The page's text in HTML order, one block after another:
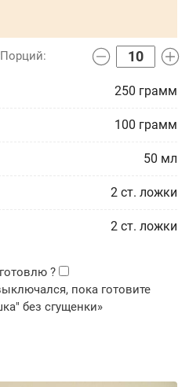
250 грамм
100 грамм
50 мл
2 ст. ложки
2 ст. ложки